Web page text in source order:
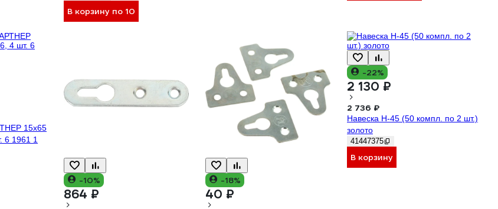
В корзину по 10
15x65
6 1961 1
-10%
864 ₽
-18%
40 ₽
-22%
2 130 ₽
2 736 ₽
Навеска Н-45 (50 компл. по 2 шт.)
золото
41447375
В корзину